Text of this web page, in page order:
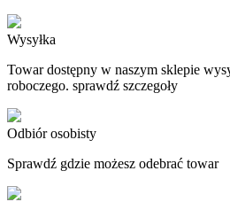
Wysyłka
Towar dostępny w naszym sklepie
roboczego. sprawdź szczegoły
Odbiór osobisty
Sprawdź gdzie możesz odebrać towar